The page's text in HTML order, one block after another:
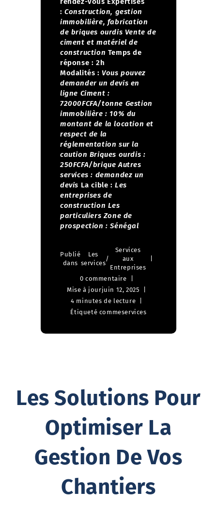
: Construction, gestion
immobilière, fabrication
de briques ourdis Vente de
ciment et matériel de
construction Temps de
réponse : 2h
Modalités : Vous pouvez
demander un devis en
ligne Ciment :
72000FCFA/tonne Gestion
immobilière : 10% du
montant de la location et
respect de la
réglementation sur la
caution Briques ourdis :
250FCFA/brique Autres
services : demandez un
devis La cible : Les
entreprises de
construction Les
particuliers Zone de
prospection : Sénégal
Publié
dans
Les
services
/
Services
aux
Entreprises
0 commentaire
Mise à jourjuin 12, 2025
4 minutes de lecture
Étiqueté commeservices
Les Solutions Pour
Optimiser La
Gestion De Vos
Chantiers